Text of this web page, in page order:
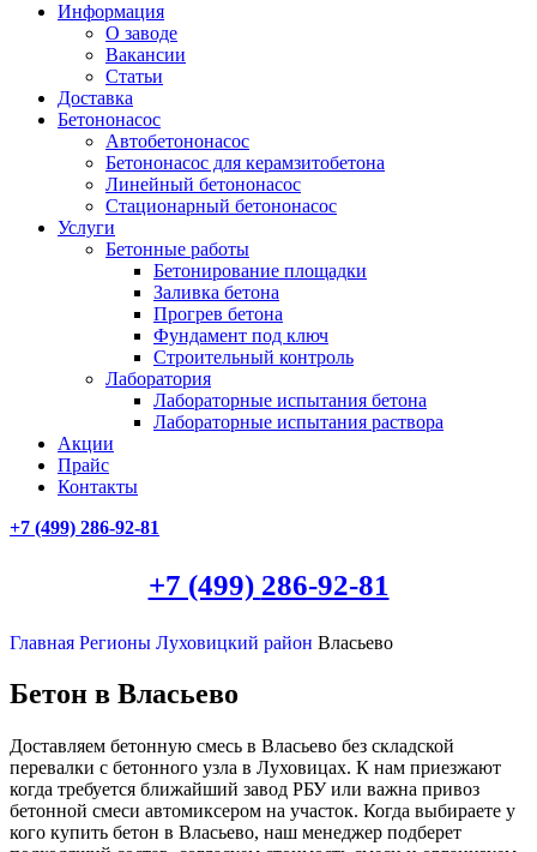
Информация
О заводе
Вакансии
Статьи
Доставка
Бетононасос
Автобетононасос
Бетононасос для керамзитобетона
Линейный бетононасос
Стационарный бетононасос
Услуги
Бетонные работы
Бетонирование площадки
Заливка бетона
Прогрев бетона
Фундамент под ключ
Строительный контроль
Лаборатория
Лабораторные испытания бетона
Лабораторные испытания раствора
Акции
Прайс
Контакты
+7 (499) 286-92-81
+7 (499) 286-92-81
Главная Регионы Луховицкий район Власьево
Бетон в Власьево
Доставляем бетонную смесь в Власьево без складской
перевалки с бетонного узла в Луховицах. К нам приезжают
когда требуется ближайший завод РБУ или важна привоз
бетонной смеси автомиксером на участок. Когда выбираете у
кого купить бетон в Власьево, наш менеджер подберет